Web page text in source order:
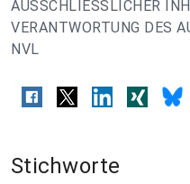
AUSSCHLIESSLICHER
VERANTWORTUNG DES
NVL
Stichworte